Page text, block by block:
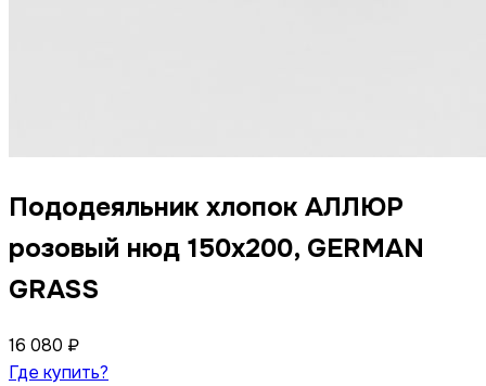
Пододеяльник хлопок АЛЛЮР
розовый нюд 150x200, GERMAN
GRASS
16 080 ₽
Где купить?